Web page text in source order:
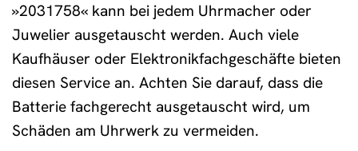
»2031758« kann bei jedem Uhrmacher oder
Juwelier ausgetauscht werden. Auch viele
Kaufhäuser oder Elektronikfachgeschäfte bieten
diesen Service an. Achten Sie darauf, dass die
Batterie fachgerecht ausgetauscht wird, um
Schäden am Uhrwerk zu vermeiden.